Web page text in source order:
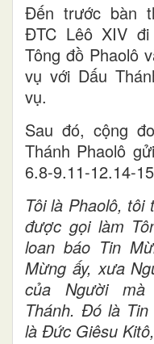
Đến trước bàn
ĐTC Lêô XIV
Tông đồ Phaolô
vụ với Dấu
vụ.
Sau đó, cộng
Thánh Phaolô
6.8-9.11-12.14-
Tôi là Phaolô,
được gọi làm
loan báo Tin
Mừng ấy, xưa
của Người
Thánh. Đó là
là Đức Giêsu